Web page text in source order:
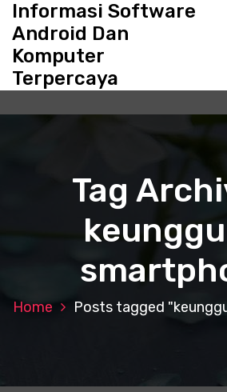
c
Informasi Software
Android Dan
Komputer
Terpercaya
Tag
Home Posts tagged